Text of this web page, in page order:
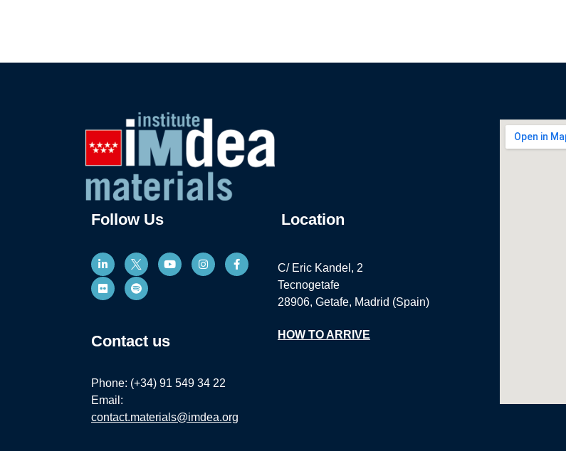
Follow Us
Contact us
Phone: (+34) 91 549 34 22
Email:
contact.materials@imdea.org
Location
C/ Eric Kandel, 2
Tecnogetafe
28906, Getafe, Madrid (Spain)
HOW TO ARRIVE